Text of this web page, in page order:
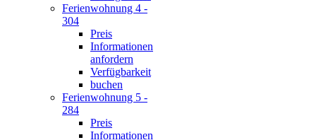
Ferienwohnung 4 -
304
Preis
Informationen
anfordern
Verfügbarkeit
buchen
Ferienwohnung 5 -
284
Preis
Informationen